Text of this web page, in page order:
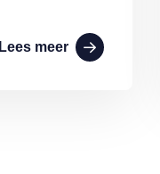
Lees meer